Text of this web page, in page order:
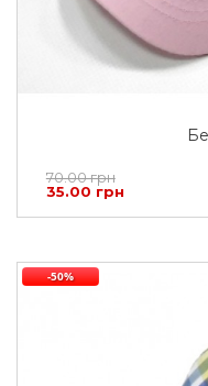
70.00 грн
35.00 грн
-50%